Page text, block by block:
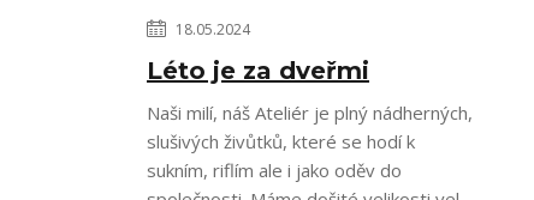
18.05.2024
Léto je za dveřmi
Naši milí, náš Ateliér je plný nádherných,
slušivých živůtků, které se hodí k
sukním, riflím ale i jako oděv do